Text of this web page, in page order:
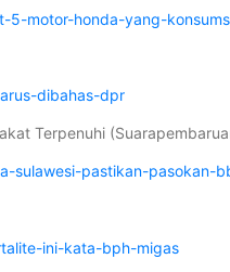
5-motor-honda-yang-
dibahas-dpr
Terpenuhi
sulawesi-pastikan-pasokan-
ini-kata-bph-migas